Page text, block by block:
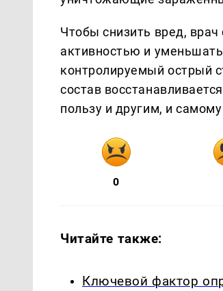
Чтобы снизить вред,
активностью и
контролируемый острый
состав
пользу и другим, и
0
Читайте также:
Ключевой фактор